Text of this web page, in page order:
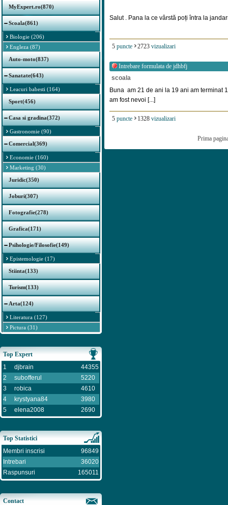
MyExpert.ro(870)
Scoala(861)
Biologie (206)
Engleza (87)
Auto-moto(837)
Sanatate(643)
Leacuri babesti (164)
Sport(456)
Casa si gradina(372)
Gastronomie (90)
Comercial(369)
Economie (160)
Marketing (30)
Juridic(350)
Joburi(307)
Fotografie(278)
Grafica(171)
Psihologie/Filosofie(149)
Epistemologie (17)
Stiinta(133)
Turism(133)
Arta(124)
Literatura (127)
Pictura (31)
Top Expert
1
djbrain
44355
2
subofferul
5220
3
robica
4610
4
krystyana84
3980
5
elena2008 2690
Top Statistici
Membri inscrisi
96849
Intrebari
36020
Raspunsuri
165011
Contact
Salut . Pana la ce vârstă poți întra la
5 puncte 2723 vizualizari
Intrebare formulata de jdhbfj
scoala
Buna am 21 de ani la 19 ani am terminat
am fost nevoi [...]
5 puncte 1328 vizualizari
Prima